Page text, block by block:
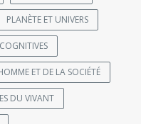
PLANÈTE ET UNIVERS
ET DE LA SOCIÉTÉ
DU VIVANT